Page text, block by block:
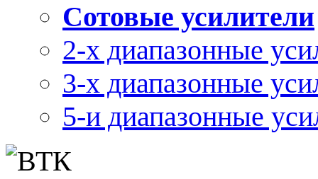
Сотовые усилители
2-х диапазонные
3-х диапазонные
5-и диапазонные